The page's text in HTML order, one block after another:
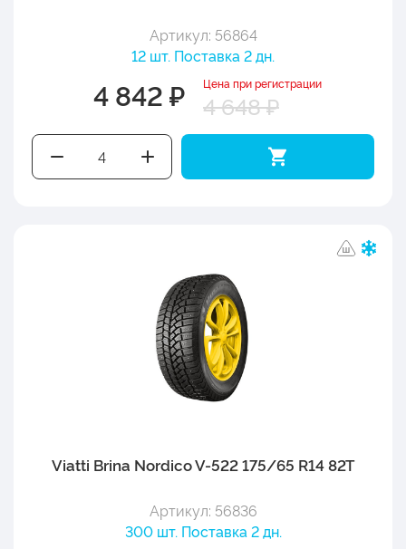
Артикул: 56864
12 шт. Поставка 2 дн.
4 842 ₽ Цена при регистрации
4 648 ₽
Viatti Brina Nordico V-522 175/65 R14 82T
Артикул: 56836
300 шт. Поставка 2 дн.